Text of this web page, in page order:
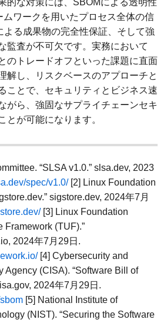
ワークを用いたプロセス全体の信
よる成果物の完全性保証、そして強
監査が不可欠です。実務において
のトレードオフといった課題に直面
解し、リスクベースのアプローチと
ことで、セキュリティとビジネス速
がら、強固なサプライチェーンセキ
とが可能になります。
“SLSA v1.0.” slsa.dev, 2023
spec/v1.0/[2] Linux Foundation
sigstore.dev, 2024年7月
[3] Linux Foundation
Framework (TUF).”
2024年7月29日.
[4] Cybersecurity and
Agency (CISA). “Software Bill of
2024年7月29日.
[5] National Institute of
(NIST). “Securing the Software